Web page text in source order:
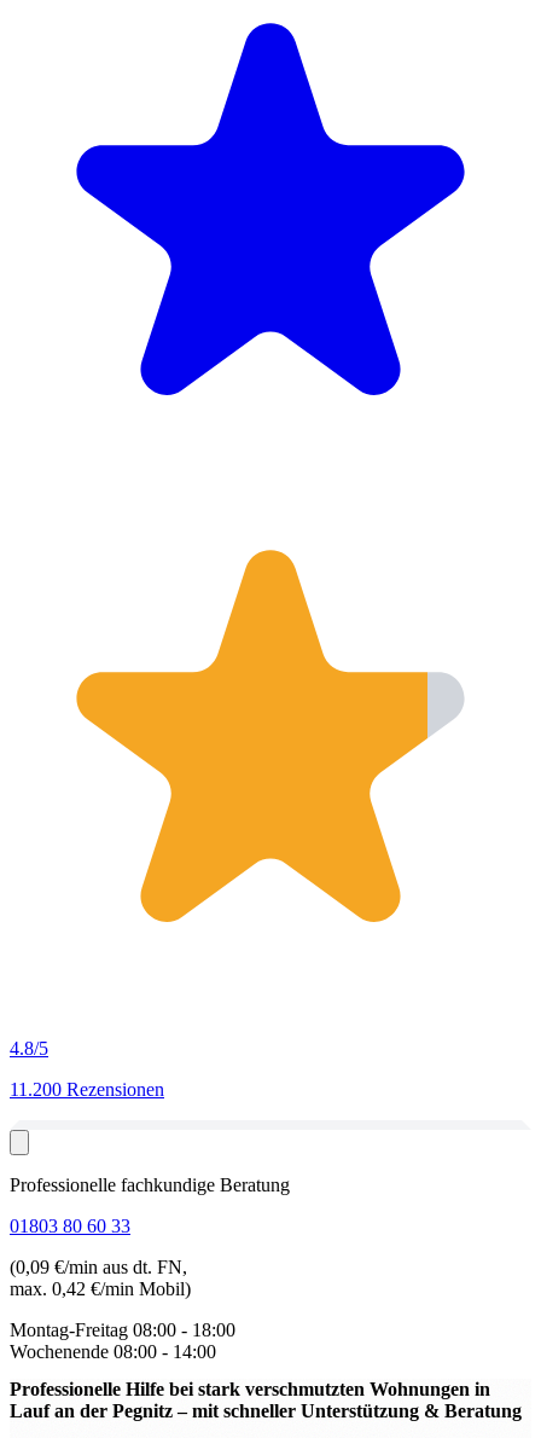
4.8/5
11.200 Rezensionen
Professionelle fachkundige Beratung
01803 80 60 33
(0,09 €/min aus dt. FN,
max. 0,42 €/min Mobil)
Montag-Freitag 08:00 - 18:00
Wochenende 08:00 - 14:00
Professionelle Hilfe bei stark verschmutzten Wohnungen in
Lauf an der Pegnitz– mit schneller Unterstützung & Beratung